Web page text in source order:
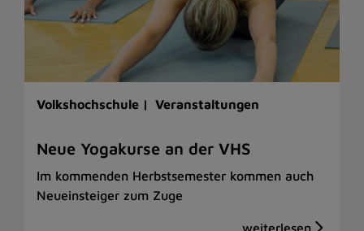
Volkshochschule | Veranstaltungen
Neue Yogakurse an der VHS
Im kommenden Herbstsemester kommen auch
Neueinsteiger zum Zuge